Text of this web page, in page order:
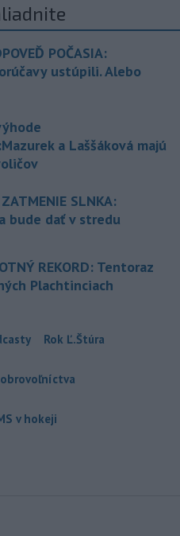
POČASIA:
ustúpili. Alebo
a Laššáková majú
SLNKA:
bude dať v stredu
REKORD: Tentoraz
Plachtinciach
Rok Ľ.Štúra
v hokeji